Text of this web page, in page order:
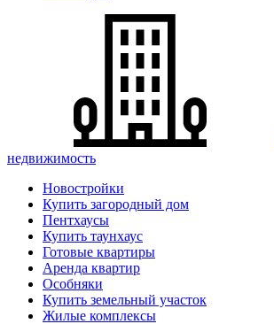
недвижимость
Новостройки
Купить загородный дом
Пентхаусы
Купить таунхаус
Готовые квартиры
Аренда квартир
Особняки
Купить земельный участок
Жилые комплексы